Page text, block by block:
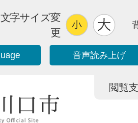
文字サイズ変
更
音声読み上げ
閲覧